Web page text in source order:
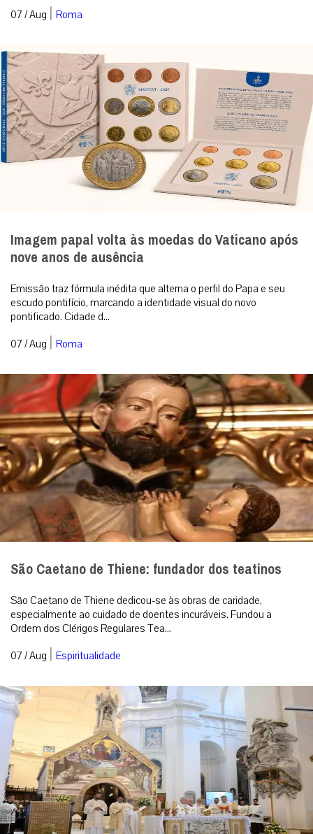
07 / Aug | Roma
Imagem papal volta às moedas do Vaticano após
nove anos de ausência
Emissão traz fórmula inédita que alterna o perfil do Papa e seu
escudo pontifício, marcando a identidade visual do novo
pontificado. Cidade d...
07 / Aug | Roma
São Caetano de Thiene: fundador dos teatinos
São Caetano de Thiene dedicou-se às obras de caridade,
especialmente ao cuidado de doentes incuráveis. Fundou a
Ordem dos Clérigos Regulares Tea...
07 / Aug | Espiritualidade